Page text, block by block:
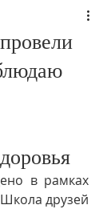
в рамках
друзей